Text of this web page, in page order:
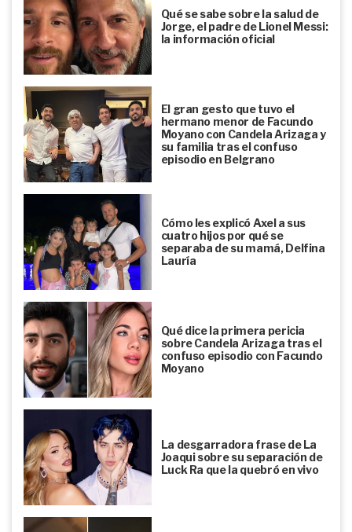
Qué se sabe sobre la salud de
Jorge, el padre de Lionel Messi:
la información oficial
El gran gesto que tuvo el
hermano menor de Facundo
Moyano con Candela Arizaga y
su familia tras el confuso
episodio en Belgrano
Cómo les explicó Axel a sus
cuatro hijos por qué se
separaba de su mamá, Delfina
Lauría
Qué dice la primera pericia
sobre Candela Arizaga tras el
confuso episodio con Facundo
Moyano
La desgarradora frase de La
Joaqui sobre su separación de
Luck Ra que la quebró en vivo